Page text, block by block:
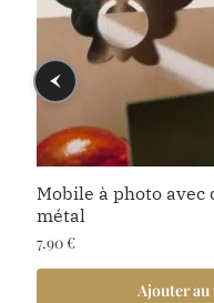
Mobile à photo avec
métal
7.90€
Ajouter au